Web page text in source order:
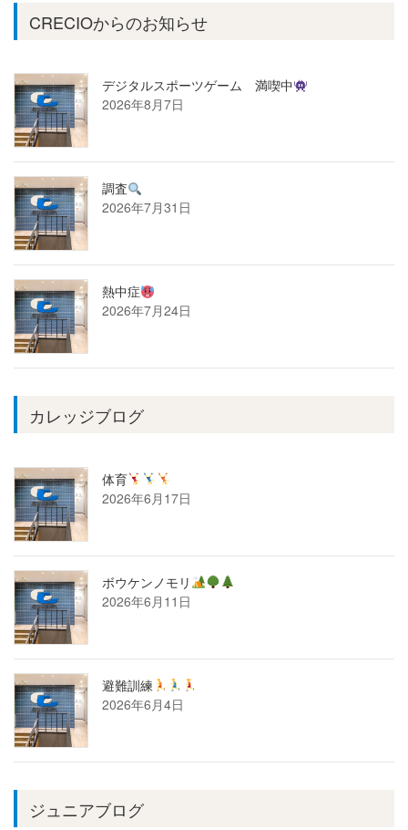
CRECIOからのお知らせ
デジタルスポーツゲーム 満喫中
2026年8月7日
調査
2026年7月31日
熱中症
2026年7月24日
カレッジブログ
体育
2026年6月17日
ボウケンノモリ
2026年6月11日
避難訓練
2026年6月4日
ジュニアブログ